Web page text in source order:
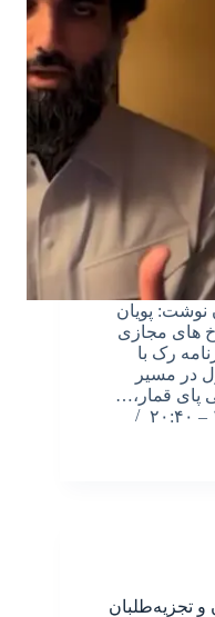
نوشت: پویان
های مجازی
رک با
در مسیر
قمار،…
تجزیه‌طلبان